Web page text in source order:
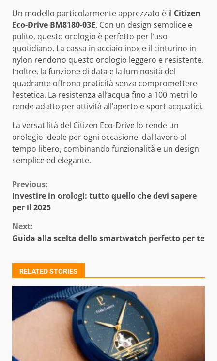
Un modello particolarmente apprezzato è il Citizen
Eco-Drive BM8180-03E. Con un design semplice e
pulito, questo orologio è perfetto per l’uso
quotidiano. La cassa in acciaio inox e il cinturino in
nylon rendono questo orologio leggero e resistente.
Inoltre, la funzione di data e la luminosità del
quadrante offrono praticità senza compromettere
l’estetica. La resistenza all’acqua fino a 100 metri lo
rende adatto per attività all’aperto e sport acquatici.
La versatilità del Citizen Eco-Drive lo rende un
orologio ideale per ogni occasione, dal lavoro al
tempo libero, combinando funzionalità e un design
semplice ed elegante.
Continue
Reading
Previous:
Investire in orologi: tutto quello che devi sapere
per il 2025
Next:
Guida alla scelta dello smartwatch perfetto per te
RELATED STORIES